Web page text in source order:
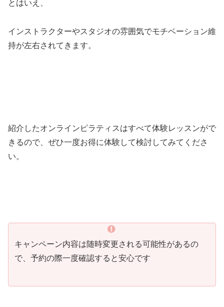
とはいえ、
インストラクターやスタジオの雰囲気でモチベーション維
持が左右されてきます。
紹介したオンラインピラティスはすべて体験レッスンがで
きるので、ぜひ一度お得に体験して検討してみてくださ
い。
キャンペーン内容は随時変更される可能性があるの
で、予約の際一度確認すると安心です